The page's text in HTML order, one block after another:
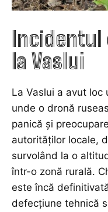
la Vaslui
La Vaslui a avut loc
unde o dronă
panică și
autorităților locale,
survolând la o
într-o zonă rurală.
este încă
defecțiune tehnică